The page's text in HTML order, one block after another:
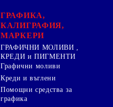
ГРАФИКА,
КАЛИГРАФИЯ,
МАРКЕРИ
ГРАФИЧНИ МОЛИВИ ,
КРЕДИ и ПИГМЕНТИ
Графични моливи
Креди и въглени
Помощни средства за
графика